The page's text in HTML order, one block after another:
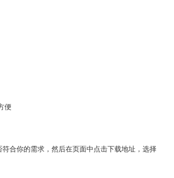
便
合你的需求，然后在页面中点击下载地址，选择